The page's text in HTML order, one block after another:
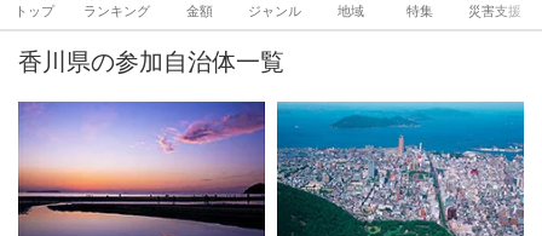
トップ ランキング 金額 ジャンル 地域 特集 災害支援
香川県の参加自治体一覧